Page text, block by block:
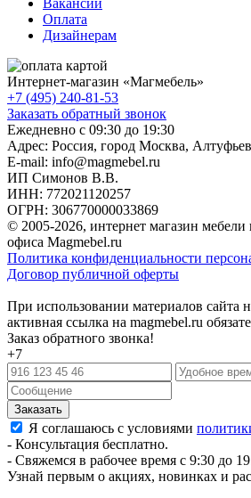
Вакансии
Оплата
Дизайнерам
Интернет-магазин «Магмебель»
+7 (495) 240-81-53
Заказать обратный звонок
Ежедневно с 09:30 до 19:30
Адрес: Россия, город Москва,
E-mail: info@magmebel.ru
ИП Симонов В.В.
ИНН: 772021120257
ОГРН: 306770000033869
© 2005-2026, интернет магазин мебели
офиса Magmebel.ru
Политика конфиденциальности
Договор публичной оферты
При использовании материалов сайта
активная ссылка на magmebel.ru
Заказ обратного звонка!
+7
Я соглашаюсь с условиями
- Консультация бесплатно.
- Свяжемся в рабочее время с 9:30 до
Узнай первым о акциях, новинках и